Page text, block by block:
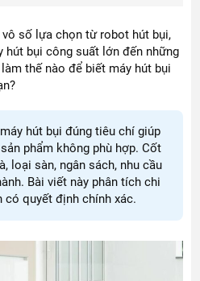
số lựa chọn từ robot hút bụi,
hút bụi công suất lớn đến những
thế nào để biết máy hút bụi
hút bụi đúng tiêu chí giúp
phẩm không phù hợp. Cốt
loại sàn, ngân sách, nhu cầu
Bài viết này phân tích chi
quyết định chính xác.